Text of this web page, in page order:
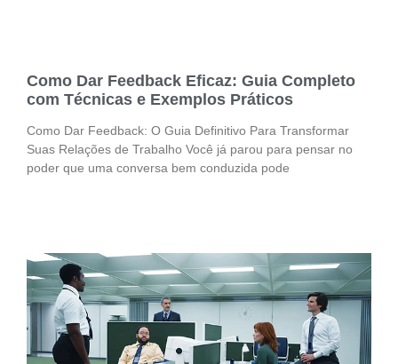
Como Dar Feedback Eficaz: Guia Completo
com Técnicas e Exemplos Práticos
Como Dar Feedback: O Guia Definitivo Para Transformar
Suas Relações de Trabalho Você já parou para pensar no
poder que uma conversa bem conduzida pode